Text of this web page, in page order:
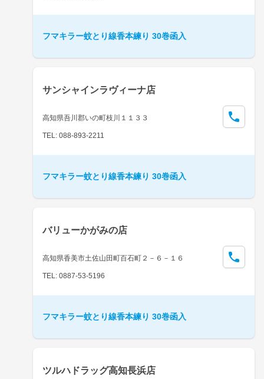
フマキラー蚊とり線香本練り 30巻函入
サンシャインラヴィーナ店
高知県吾川郡いの町枝川１１３３
TEL: 088-893-2211
フマキラー蚊とり線香本練り 30巻函入
バリューかがみの店
高知県香美市土佐山田町百石町２－６－１６
TEL: 0887-53-5196
フマキラー蚊とり線香本練り 30巻函入
ツルハドラッグ高知長浜店